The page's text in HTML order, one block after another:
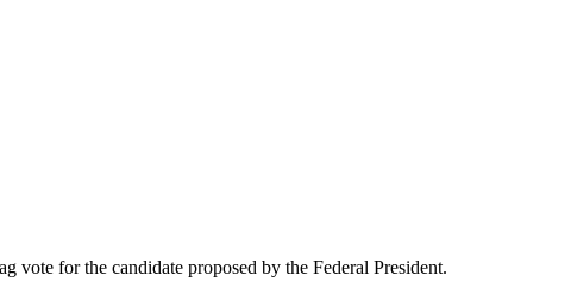
vote for the candidate proposed by the Federal President.